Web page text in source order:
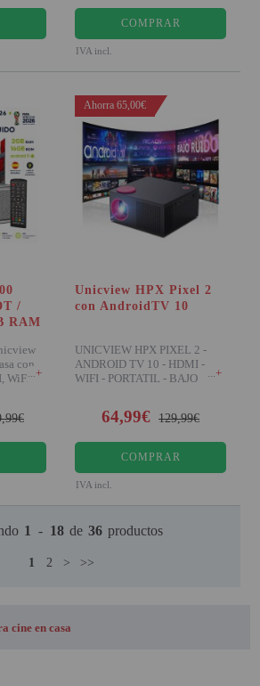
COMPRAR
IVA incl.
/
RAM
con
WiFi, +
Ahorra 65,00€
Unicview HPX Pixel 2
con AndroidTV 10
UNICVIEW HPX PIXEL 2 -
ANDROID TV 10 - HDMI -
WIFI - PORTATIL - BAJO
+
64,99€ 129,99€
COMPRAR
IVA incl.
1 - 18 de 36 productos
1 2 > >>
cine en casa